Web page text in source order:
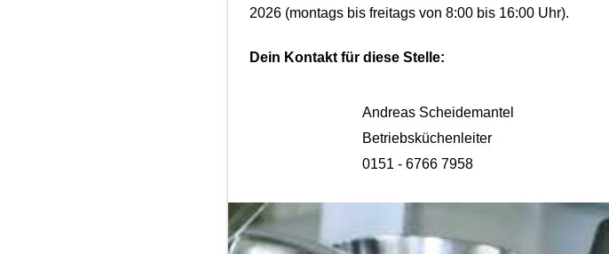
2026 (montags bis freitags von 8:00 bis 16:00 Uhr).
Dein Kontakt für diese Stelle:
Andreas Scheidemantel
Betriebsküchenleiter
0151 - 6766 7958